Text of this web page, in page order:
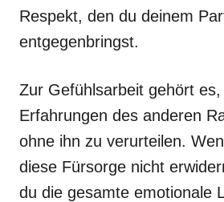
Respekt, den du deinem
entgegenbringst.
Zur Gefühlsarbeit gehört es,
Erfahrungen des anderen
ohne ihn zu verurteilen.
diese Fürsorge nicht
du die gesamte emotionale